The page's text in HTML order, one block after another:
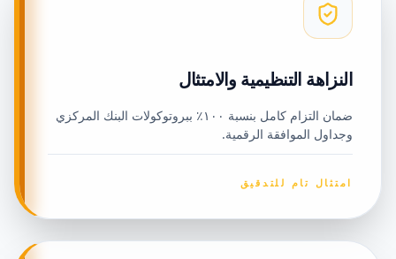
النزاهة التنظيمية والامتثال
ضمان التزام كامل بنسبة ١٠٠٪ ببروتوكولات البنك المركزي
وجداول الموافقة الرقمية.
امتثال تام للتدقيق